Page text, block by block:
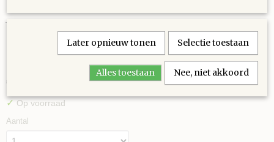
Vierkante steentjes nr
€ 0,30
✓ Op voorraad
Aantal
Later opnieuw tonen Selectie toestaan
Alles toestaan Nee, niet akkoord